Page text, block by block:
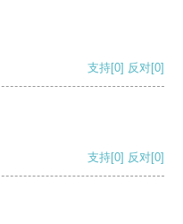
支持[0] 反对[0]
支持[0] 反对[0]